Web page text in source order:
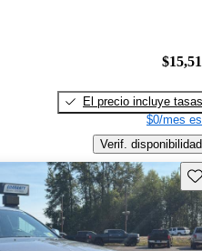
El precio incluye tasas
$0/mes
Verif. disponibilidad